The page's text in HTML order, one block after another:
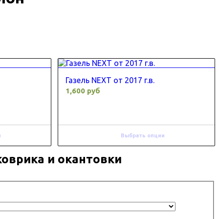
Газель NEXT от 2017 г.в.
1,600 руб
Выбрать опции
и окантовки